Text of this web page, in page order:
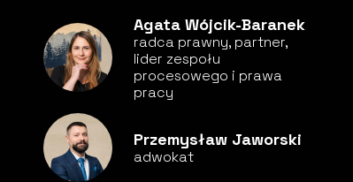
Agata Wójcik-Baranek
radca prawny, partner,
lider zespołu
procesowego i prawa
pracy
Przemysław Jaworski
adwokat